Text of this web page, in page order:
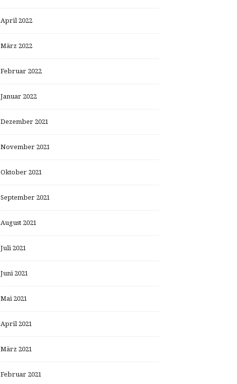
April 2022
März 2022
Februar 2022
Januar 2022
Dezember 2021
November 2021
Oktober 2021
September 2021
August 2021
Juli 2021
Juni 2021
Mai 2021
April 2021
März 2021
Februar 2021